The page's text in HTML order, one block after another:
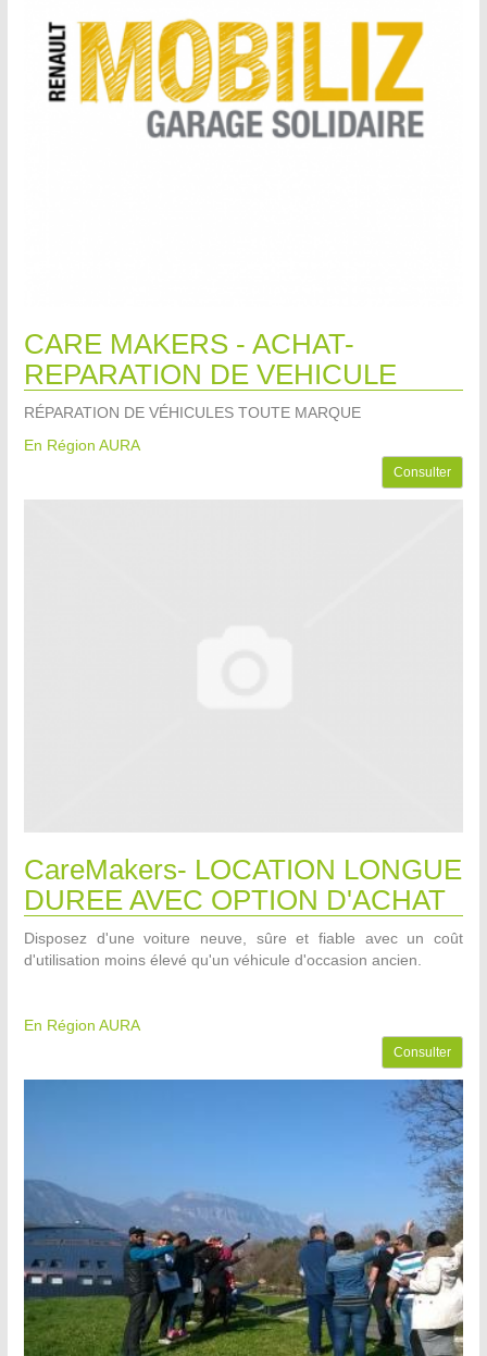
CARE MAKERS - ACHAT-
REPARATION DE VEHICULE
RÉPARATION DE VÉHICULES TOUTE MARQUE
En Région AURA
Consulter
CareMakers- LOCATION LONGUE
DUREE AVEC OPTION D'ACHAT
Disposez d'une voiture neuve, sûre et fiable avec un coût
d'utilisation moins élevé qu'un véhicule d'occasion ancien.
En Région AURA
Consulter